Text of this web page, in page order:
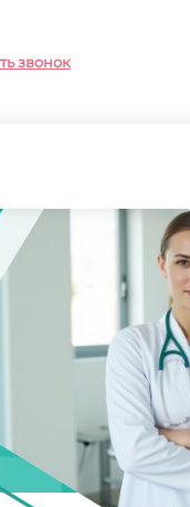
звонок